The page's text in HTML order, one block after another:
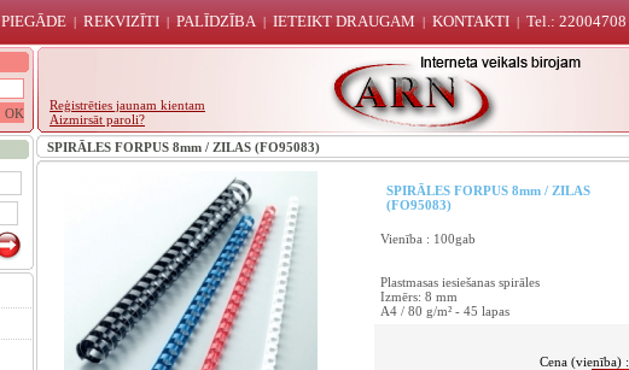
PIEGĀDE | REKVIZĪTI | PALĪDZĪBA | IETEIKT DRAUGAM | KONTAKTI | Tel.: 22004708
Reģistrēties jaunam kientam
Aizmirsāt paroli?
SPIRĀLES FORPUS 8mm / ZILAS (FO95083)
SPIRĀLES FORPUS 8mm / ZILAS
(FO95083)
Vienība : 100gab
Plastmasas iesiešanas spirāles
Izmērs: 8 mm
A4 / 80 g/m² - 45 lapas
Cena (vienība) :